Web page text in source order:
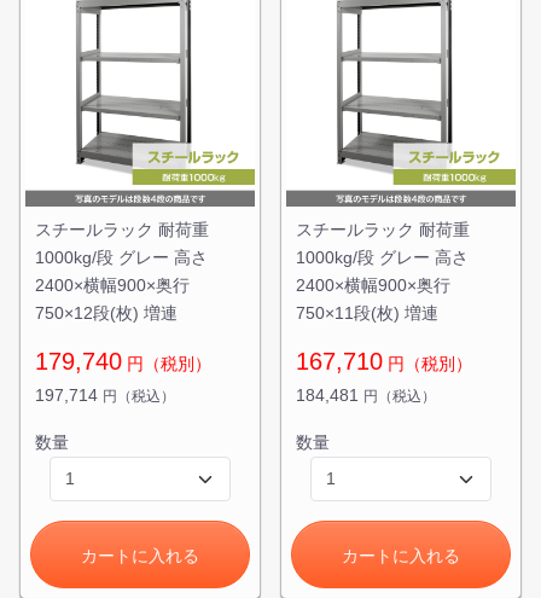
スチールラック 耐荷重
1000kg/段 グレー 高さ
2400×横幅900×奥行
750×12段(枚) 増連
179,740 円（税別）
197,714 円（税込）
数量
カートに入れる
スチールラック 耐荷重
1000kg/段 グレー 高さ
2400×横幅900×奥行
750×11段(枚) 増連
167,710 円（税別）
184,481
円（税込）
数量
カートに入れる